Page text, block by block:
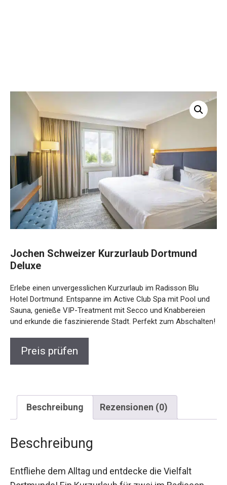
Jochen Schweizer Kurzurlaub Dortmund
Deluxe
Erlebe einen unvergesslichen Kurzurlaub im Radisson Blu
Hotel Dortmund. Entspanne im Active Club Spa mit Pool
und Sauna, genieße VIP-Treatment mit Secco und
Knabbereien und erkunde die faszinierende Stadt. Perfekt
Preis prüfen
Beschreibung Rezensionen (0)
Beschreibung
Entfliehe dem Alltag und entdecke die Vielfalt